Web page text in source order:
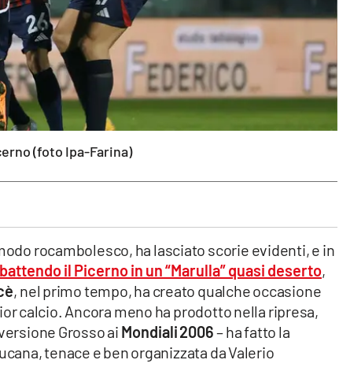
(foto Ipa-Farina)
rocambolesco, ha lasciato scorie evidenti, e in
il Picerno in un “Marulla” quasi deserto,
, nel primo tempo, ha creato qualche occasione
calcio. Ancora meno ha prodotto nella ripresa,
Grosso ai Mondiali2006– ha fatto la
tenace e ben organizzata da Valerio